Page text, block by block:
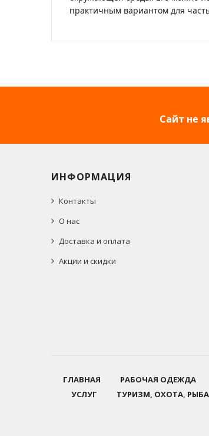
практичным вариантом для
Сайт не
ИНФОРМАЦИЯ
Контакты
О нас
Доставка и оплата
Акции и скидки
ГЛАВНАЯ РАБОЧАЯ ОДЕЖДА
УСЛУГ
ТУРИЗМ, ОХОТА,